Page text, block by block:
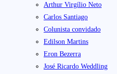
Arthur Virgílio Neto
Carlos Santiago
Colunista convidado
Edilson Martins
Eron Bezerra
José Ricardo Weddling